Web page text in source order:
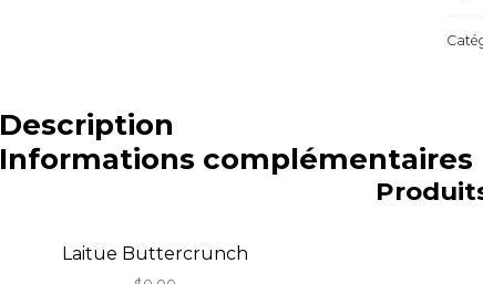
Description
Informations complémentaires
Laitue Buttercrunch